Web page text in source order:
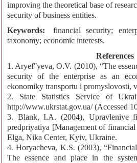
improving the theoretical base of
security of business entities.
Keywords:
financial security;
taxonomy; economic interests.
References
1. Aryefʺyeva, O.V. (2010), “The
security of the enterprise as an
ekonomiky transportu i promyslovosti,
2. State Statistics Service of
http://www.ukrstat.gov.ua/ (Accessed
3. Blank, I.A. (2004), Upravleniye
predpriyatiya [Management of
Elga, Nika Center, Kyiv, Ukraine.
4. Horyacheva, K.S. (2003),
The essence and place in the